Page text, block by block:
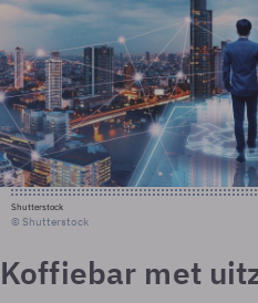
Shutterstock
© Shutterstock
Koffiebar met